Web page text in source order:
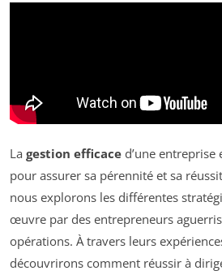
La gestion efficace d’une
pour assurer sa pérennité et sa
nous explorons les différentes
œuvre par des entrepreneurs
opérations. À travers leurs
découvrirons comment réussir à